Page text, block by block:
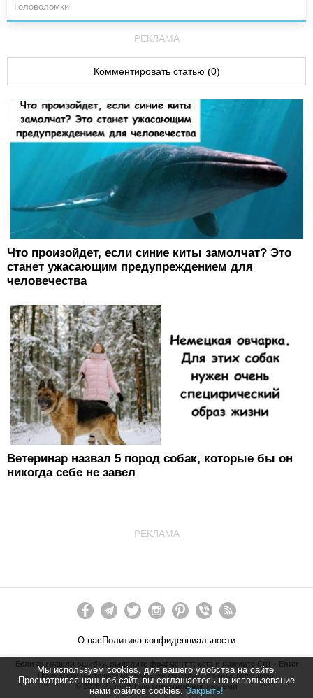
Мы используем cookies, для вашего удобства на сайте.
Просматривая наш веб-сайт, вы соглашаетесь на использование
нами файлов cookies. Закрыть!
Головоломки
РЕКЛАМА
Комментировать статью (0)
Что произойдет, если синие киты замолчат? Это
станет ужасающим предупреждением для
человечества
Ветеринар назвал 5 пород собак, которые бы он
никогда себе не завел
РЕКЛАМА
О насПолитика конфиденциальности
Если вы нашли ошибку, выделите фрагмент текста и нажмите Ctrl + Enter
Полное или частичное копирование материалов сайта запрещено.
©2026 . Разработанокреативными людьми